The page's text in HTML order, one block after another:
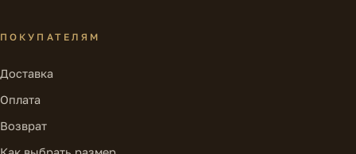
ПОКУПАТЕЛЯМ
Доставка
Оплата
Возврат